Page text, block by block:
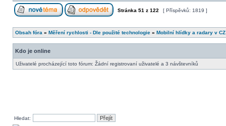
Stránka 51 z 122 [ Příspěvků: 1819 ]
Obsah fóra » Měření rychlosti - Dle použité technologie » Mobilní hlídky a radary v CZ
Kdo je online
Uživatelé procházející toto fórum: Žádní registrovaní uživatelé a 3 návštevníků
Hledat: